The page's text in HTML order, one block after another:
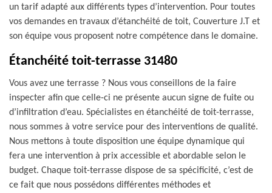
un tarif adapté aux différents types d’intervention. Pour toutes
vos demandes en travaux d’étanchéité de toit, Couverture J.T et
son équipe vous proposent notre compétence dans le domaine.
Étanchéité toit-terrasse 31480
Vous avez une terrasse ? Nous vous conseillons de la faire
inspecter afin que celle-ci ne présente aucun signe de fuite ou
d’infiltration d’eau. Spécialistes en étanchéité de toit-terrasse,
nous sommes à votre service pour des interventions de qualité.
Nous mettons à toute disposition une équipe dynamique qui
fera une intervention à prix accessible et abordable selon le
budget. Chaque toit-terrasse dispose de sa spécificité, c’est de
ce fait que nous possédons différentes méthodes et